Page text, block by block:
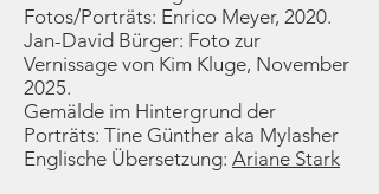
Fotos/Porträts: Enrico Meyer, 2020.
Jan-David Bürger: Foto zur
Vernissage von Kim Kluge, November
2025.
Gemälde im Hintergrund der
Porträts: Tine Günther aka Mylasher
Englische Übersetzung: Ariane Stark